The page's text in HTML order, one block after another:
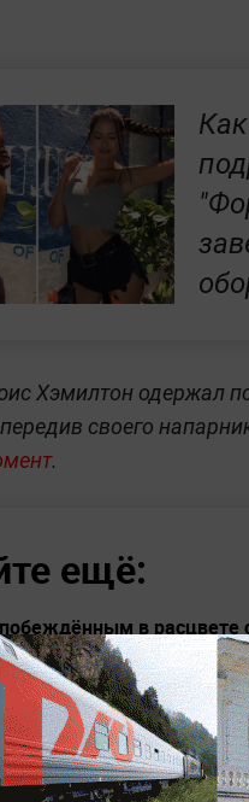
Хэмилтон одержал
своего
.
ещё:
в расцвете
благородство
перебегавшая дорогу
больнице — видео
Ротару показала